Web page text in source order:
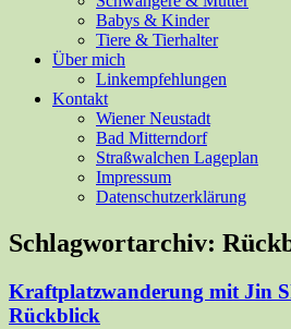
Babys & Kinder
Tiere & Tierhalter
Über mich
Linkempfehlungen
Kontakt
Wiener Neustadt
Bad Mitterndorf
Straßwalchen Lageplan
Impressum
Datenschutzerklärung
Schlagwortarchiv:
Kraftplatzwanderung mit Jin
Rückblick